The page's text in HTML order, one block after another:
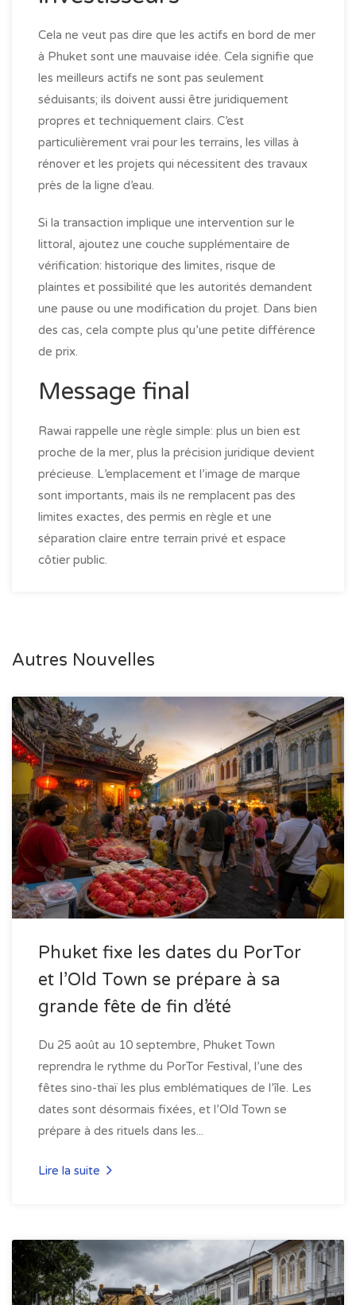
Cela ne veut pas dire que les actifs en bord de mer
à Phuket sont une mauvaise idée. Cela signifie que
les meilleurs actifs ne sont pas seulement
séduisants; ils doivent aussi être juridiquement
propres et techniquement clairs. C’est
particulièrement vrai pour les terrains, les villas à
rénover et les projets qui nécessitent des travaux
près de la ligne d’eau.
Si la transaction implique une intervention sur le
littoral, ajoutez une couche supplémentaire de
vérification: historique des limites, risque de
plaintes et possibilité que les autorités demandent
une pause ou une modification du projet. Dans bien
des cas, cela compte plus qu’une petite différence
de prix.
Message final
Rawai rappelle une règle simple: plus un bien est
proche de la mer, plus la précision juridique devient
précieuse. L’emplacement et l’image de marque
sont importants, mais ils ne remplacent pas des
limites exactes, des permis en règle et une
séparation claire entre terrain privé et espace
côtier public.
Autres Nouvelles
Phuket fixe les dates du PorTor
et l’Old Town se prépare à sa
grande fête de fin d’été
Du 25 août au 10 septembre, Phuket Town
reprendra le rythme du PorTor Festival, l’une des
fêtes sino-thaï les plus emblématiques de l’île. Les
dates sont désormais fixées, et l’Old Town se
prépare à des rituels dans les...
Lire la suite